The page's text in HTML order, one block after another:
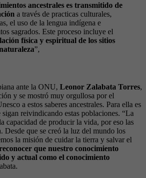
ancestrales es transmitido de
a través de practicas culturales,
el uso de la lengua indígena e
sagrados. Este proceso incluye el
física y espiritual de los sitios
”,
ante la ONU, Leonor Zalabata Torres,
y se mostró muy orgullosa por el
a estos saberes ancestrales. Para ella es
reivindicando estas poblaciones. “La
capacidad de producir la vida, por eso las
Desde que se creó la luz del mundo los
la misión de cuidar la tierra y salvar el
que nuestro conocimiento
y actual como el conocimiento